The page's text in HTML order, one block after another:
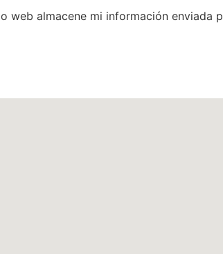
web almacene mi información enviada